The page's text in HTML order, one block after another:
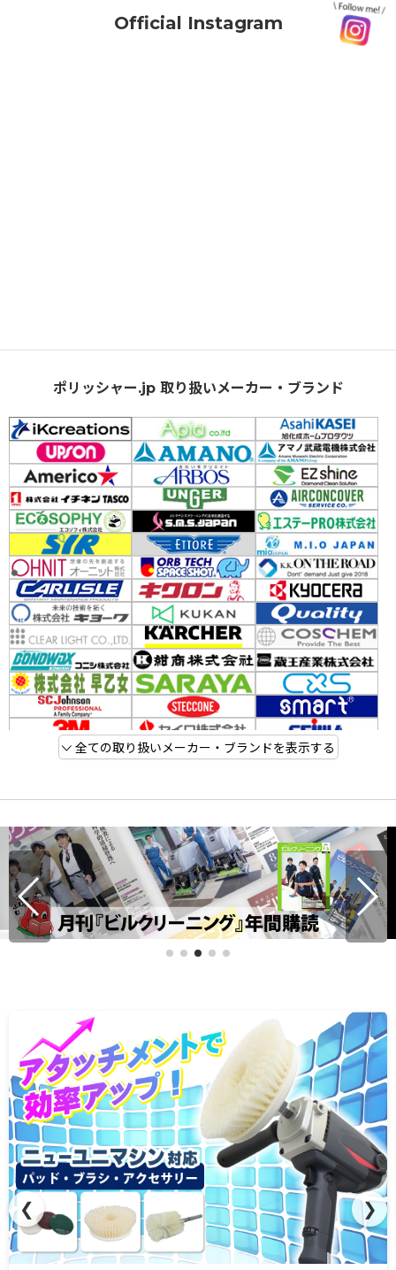
Official Instagram
ポリッシャー.jp 取り扱いメーカー・ブランド
全ての取り扱いメーカー・ブランドを表示する
❮ ❯